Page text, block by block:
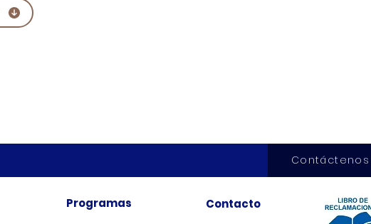
Contáctenos
Programas Contacto